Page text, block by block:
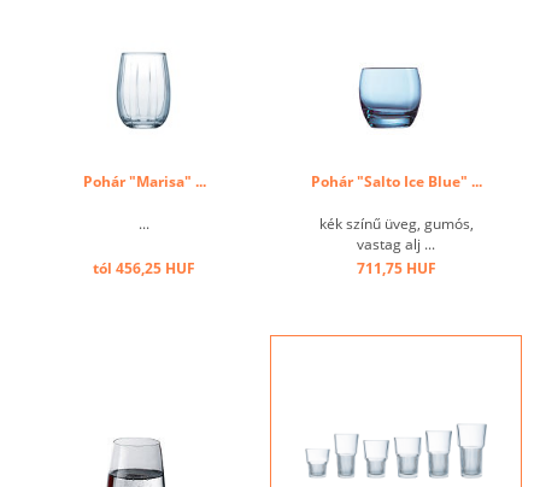
Pohár "Marisa" ...
...
tól 456,25 HUF
Pohár "Salto Ice Blue" ...
kék színű üveg, gumós,
vastag alj ...
711,75 HUF